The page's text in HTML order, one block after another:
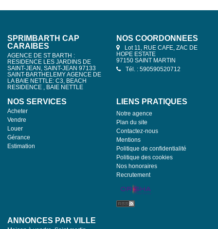
SPRIMBARTH CAP
CARAIBES
AGENCE DE ST BARTH :
RESIDENCE LES JARDINS DE
SAINT-JEAN, SAINT-JEAN 97133
SAINT-BARTHELEMY AGENCE DE
LA BAIE NETTLE: C3, BEACH
RESIDENCE , BAIE NETTLE
NOS COORDONNÉES
Lot 11, RUE CAFE, ZAC DE
HOPE ESTATE
97150 SAINT MARTIN
Tél. : 590590520712
NOS SERVICES
Acheter
Vendre
Louer
Gérance
Estimation
LIENS PRATIQUES
Notre agence
Plan du site
Contactez-nous
Mentions
Politique de confidentialité
Politique des cookies
Nos honoraires
Recrutement
ANNONCES PAR VILLE